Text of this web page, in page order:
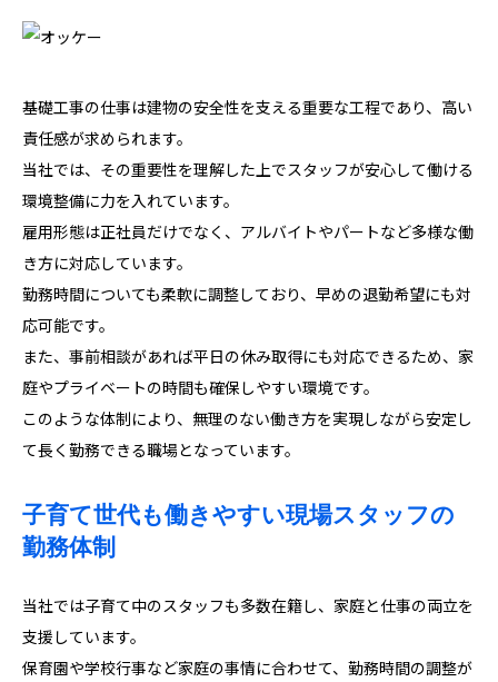
基礎工事の仕事は建物の安全性を支える重要な工程であり、高い
責任感が求められます。
当社では、その重要性を理解した上でスタッフが安心して働ける
環境整備に力を入れています。
雇用形態は正社員だけでなく、アルバイトやパートなど多様な働
き方に対応しています。
勤務時間についても柔軟に調整しており、早めの退勤希望にも対
応可能です。
また、事前相談があれば平日の休み取得にも対応できるため、家
庭やプライベートの時間も確保しやすい環境です。
このような体制により、無理のない働き方を実現しながら安定し
て長く勤務できる職場となっています。
子育て世代も働きやすい現場スタッフの
勤務体制
当社では子育て中のスタッフも多数在籍し、家庭と仕事の両立を
支援しています。
保育園や学校行事など家庭の事情に合わせて、勤務時間の調整が